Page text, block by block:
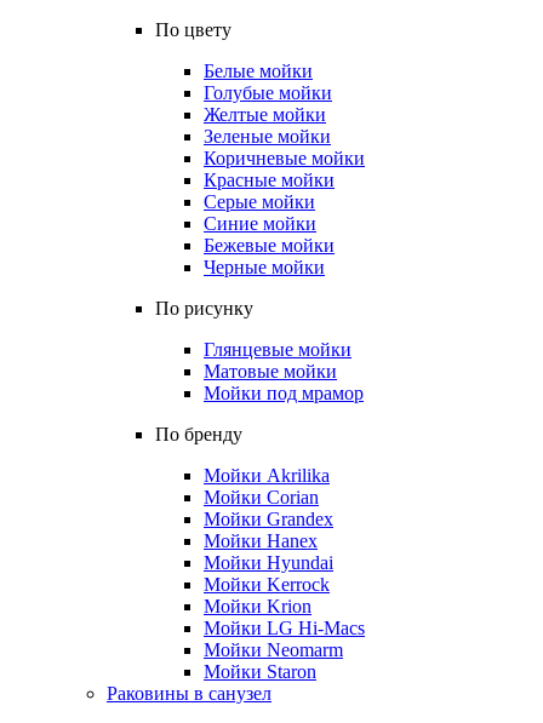
По цвету
Белые мойки
Голубые мойки
Желтые мойки
Зеленые мойки
Коричневые мойки
Красные мойки
Серые мойки
Синие мойки
Бежевые мойки
Черные мойки
По рисунку
Глянцевые мойки
Матовые мойки
Мойки под мрамор
По бренду
Мойки Akrilika
Мойки Corian
Мойки Grandex
Мойки Hanex
Мойки Hyundai
Мойки Kerrock
Мойки Krion
Мойки LG Hi-Macs
Мойки Neomarm
Мойки Staron
Раковины в санузел